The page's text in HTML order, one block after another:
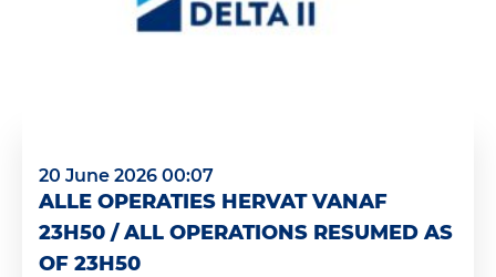
20 June 2026 00:07
ALLE OPERATIES HERVAT VANAF
23H50 / ALL OPERATIONS RESUMED AS
OF 23H50